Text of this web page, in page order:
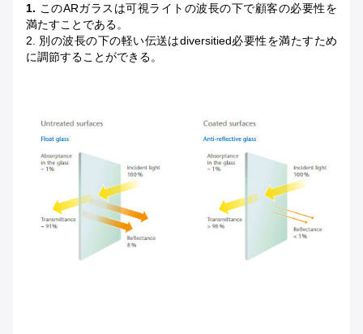
1. このARガラスは可視ライトの波長の下で顧客の必要性を
満たすことである。
2. 別の波長の下の軽い伝送はdiversitied必要性を満たすため
に調節することができる。